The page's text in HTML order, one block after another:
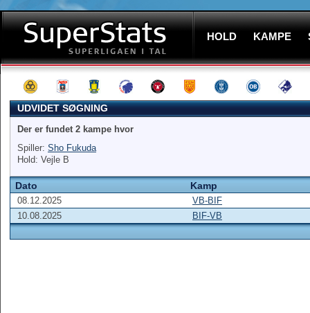
HOLD KAMPE
UDVIDET SØGNING
Der er fundet 2 kampe hvor
Spiller: Sho Fukuda
Hold: Vejle B
Dato Kamp
08.12.2025
VB-BIF
10.08.2025
BIF-VB